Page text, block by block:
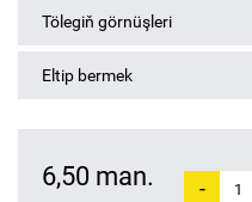
Tölegiň görnüşleri
Eltip bermek
6,50 man. -